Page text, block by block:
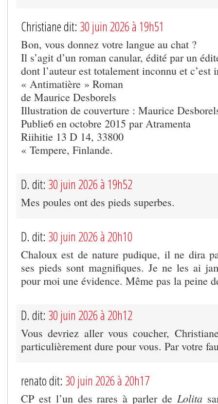
Christiane dit: 30 juin 2026 à 19h51
Bon, vous donnez votre langue au chat ?
Il s’agit d’un roman canular, édité par un
dont l’auteur est totalement inconnu et c’est
« Antimatière » Roman
de Maurice Desborels
Illustration de couverture : Maurice
Publie6 en octobre 2015 par Atramenta
Riihitie 13 D 14, 33800
« Tempere, Finlande.
D. dit: 30 juin 2026 à 19h52
Mes poules ont des pieds superbes.
D. dit: 30 juin 2026 à 20h10
Chaloux est de nature pudique, il ne dira
ses pieds sont magnifiques. Je ne les ai
pour moi une évidence. Même pas la peine
D. dit: 30 juin 2026 à 20h12
Vous devriez aller vous coucher,
particulièrement dure pour vous. Par votre
renato dit: 30 juin 2026 à 20h17
CP est l’un des rares à parler de Lolita